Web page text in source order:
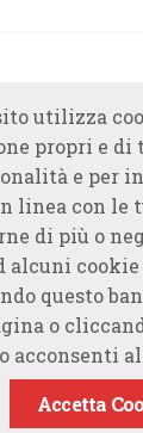
utilizza
propri e di
e per
linea con le
di più o
alcuni
questo
o
acconsenti
Accetta